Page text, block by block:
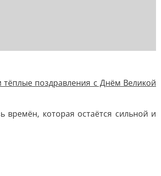
поздравления с Днём Великой
времён, которая остаётся сильной и